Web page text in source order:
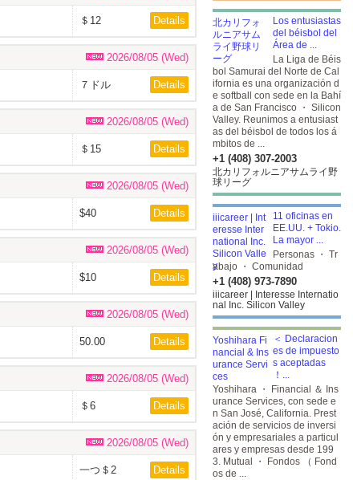
＄12 Details
2026/08/05 (Wed)
７ドル Details
2026/08/05 (Wed)
＄15 Details
2026/08/05 (Wed)
$40 Details
2026/08/05 (Wed)
$10 Details
2026/08/05 (Wed)
50.00 Details
2026/08/05 (Wed)
＄6 Details
2026/08/05 (Wed)
一つ＄2 Details
Los entusiastas
del béisbol del
Área de ...
La Liga de Béis
bol Samurai del Norte de Cal
ifornia es una organización d
e softball con sede en la Bahí
a de San Francisco ・ Silicon
Valley. Reunimos a entusiast
as del béisbol de todos los á
mbitos de ...
+1 (408) 307-2003
北カリフォルニアサムライ野
球リーグ
11 oficinas en
EE.UU. + Tokio.
La mayor ...
Personas ・ Tr
abajo ・ Comunidad
+1 (408) 973-7890
iiicareer | Interesse Internatio
nal Inc. Silicon Valley
＜ Declaracion
es de impuesto
s aceptadas
！...
Yoshihara ・ Financial ＆ Ins
urance Services, con sede e
n San José, California. Prest
ación de servicios de inversi
ón y empresariales a particul
ares y empresas desde 199
3. Mutual ・ Fondos （ Fond
os de ...